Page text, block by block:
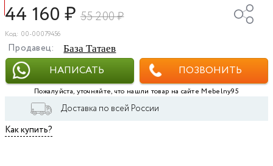
44 160₽ 55 200₽
Код: 00-00079456
Продавец: База Татаев
НАПИСАТЬ ПОЗВОНИТЬ
Пожалуйста, уточняйте, что нашли товар на сайте Mebelny95
Доставка по всей России
Как купить?